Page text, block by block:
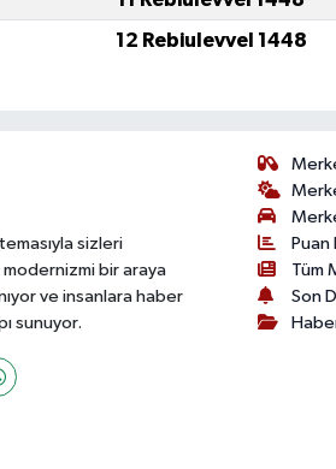
12 Rebiulevvel 1448
sizleri
bir araya
ve insanlara haber
sunuyor.
Puan
Tüm
Son